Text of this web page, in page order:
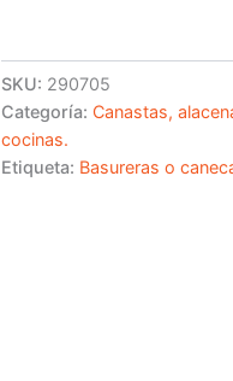
SKU: 290705
Categoría: Canastas,
cocinas.
Etiqueta: Basureras o